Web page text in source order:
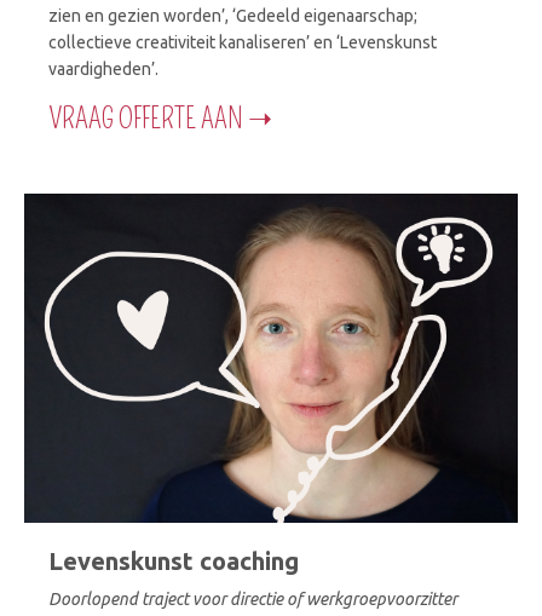
zien en gezien worden’, ‘Gedeeld eigenaarschap;
collectieve creativiteit kanaliseren’ en ‘Levenskunst
vaardigheden’.
VRAAG OFFERTE AAN ➝
Levenskunst coaching
Doorlopend traject voor directie of werkgroepvoorzitter